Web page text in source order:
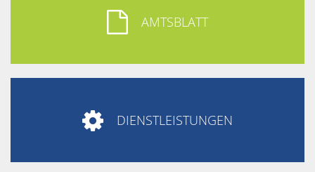
 AMTSBLATT
 DIENSTLEISTUNGEN